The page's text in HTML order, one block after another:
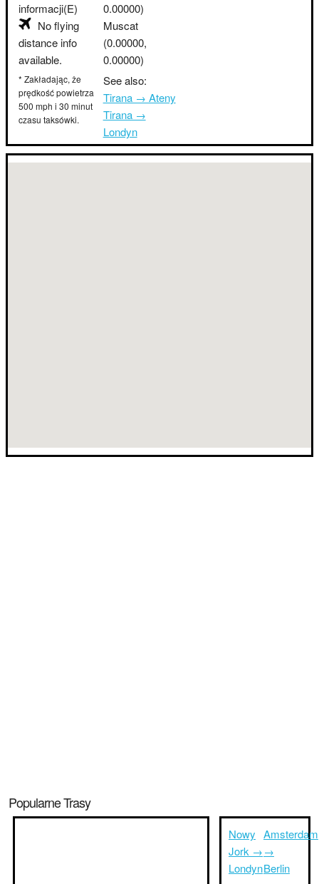
informacji(E)
No flying
distance info
available.
* Zakładając, że
prędkość powietrza
500 mph i 30 minut
czasu taksówki.
0.00000)
Muscat
(0.00000,
0.00000)
See also:
Tirana → Ateny
Tirana →
Londyn
Popularne Trasy
Nowy
Jork →
Londyn
Amsterdam
→
Berlin